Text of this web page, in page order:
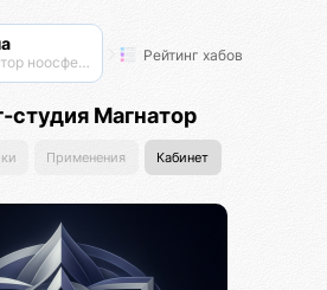
Cимулятор ноосферы Рейтинг хабов
студия Магнатор
Применения Кабинет